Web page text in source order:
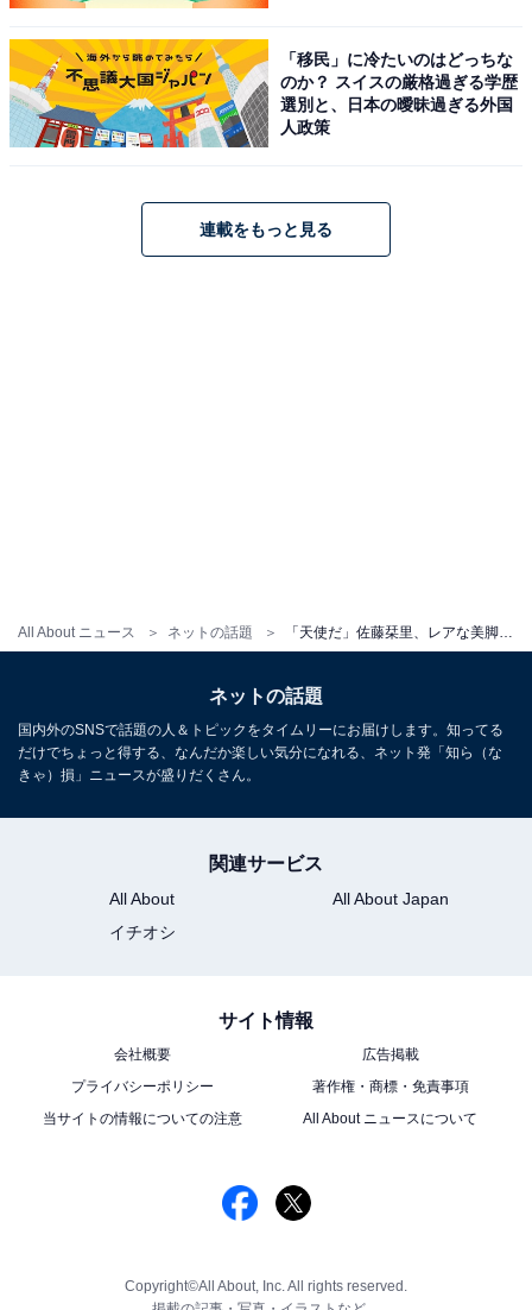
All About ニュース ネットの話題 「天使だ」佐藤栞里、レアな美脚ショットに反響の声続出！ 「スタイルよすぎるよううう」「足長ーい」
「移民」に冷たいのはどっちな
のか？ スイスの厳格過ぎる学歴
選別と、日本の曖昧過ぎる外国
人政策
連載をもっと見る
ネットの話題
国内外のSNSで話題の人＆トピックをタイムリーにお届けします。知ってる
だけでちょっと得する、なんだか楽しい気分になれる、ネット発「知ら（な
きゃ）損」ニュースが盛りだくさん。
関連サービス
All About
All About Japan
イチオシ
サイト情報
会社概要
広告掲載
プライバシーポリシー
著作権・商標・免責事項
当サイトの情報についての注意
All About ニュースについて
Copyright©All About, Inc. All rights reserved.